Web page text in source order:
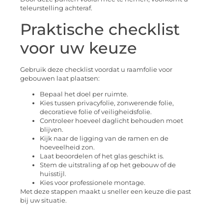
teleurstelling achteraf.
Praktische checklist
voor uw keuze
Gebruik deze checklist voordat u raamfolie voor
gebouwen laat plaatsen:
Bepaal het doel per ruimte.
Kies tussen privacyfolie, zonwerende folie,
decoratieve folie of veiligheidsfolie.
Controleer hoeveel daglicht behouden moet
blijven.
Kijk naar de ligging van de ramen en de
hoeveelheid zon.
Laat beoordelen of het glas geschikt is.
Stem de uitstraling af op het gebouw of de
huisstijl.
Kies voor professionele montage.
Met deze stappen maakt u sneller een keuze die past
bij uw situatie.